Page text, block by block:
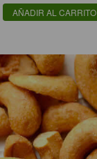
AÑADIR AL CARRITO